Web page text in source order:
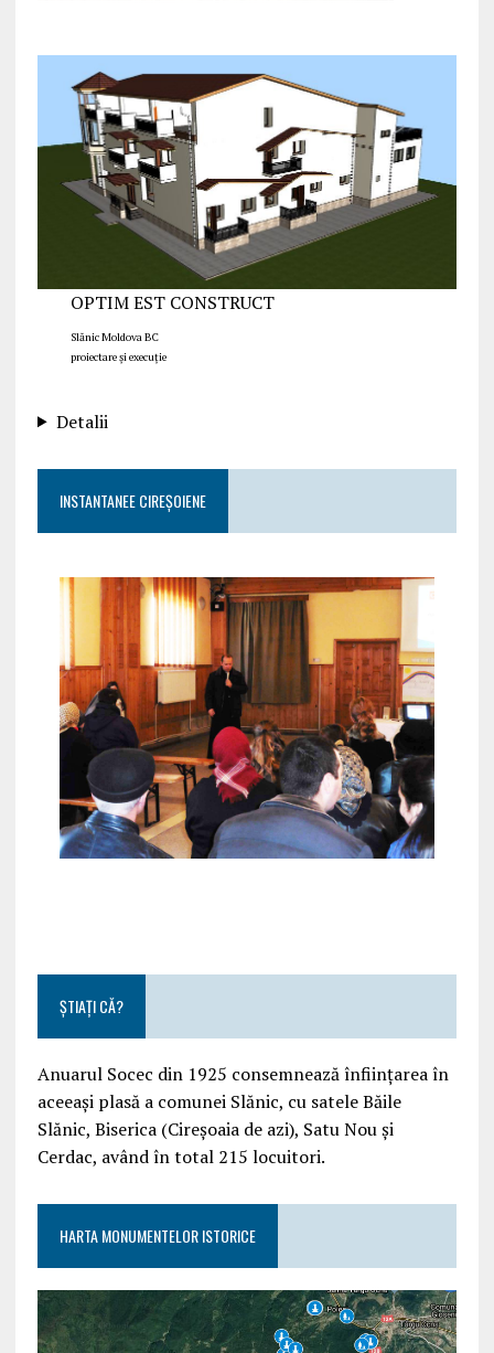
OPTIM EST CONSTRUCT
Slănic Moldova BC
proiectare și execuție
Detalii
INSTANTANEE CIREȘOIENE
ȘTIAȚI CĂ?
Anuarul Socec din 1925 consemnează înființarea în
aceeași plasă a comunei Slănic, cu satele Băile
Slănic, Biserica (Cireșoaia de azi), Satu Nou și
Cerdac, având în total 215 locuitori.
HARTA MONUMENTELOR ISTORICE